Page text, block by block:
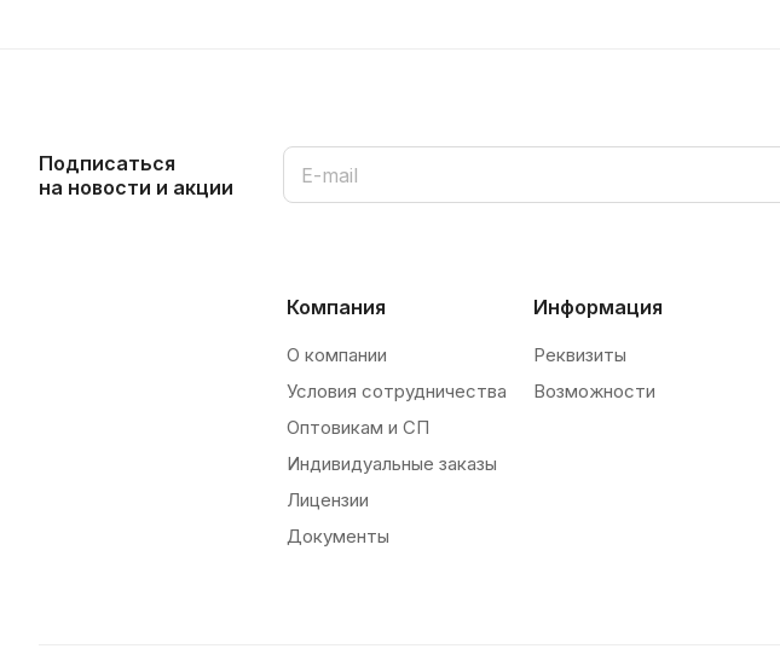
Подписаться
на новости и акции
Компания
О компании
Условия сотрудничества
Оптовикам и СП
Индивидуальные заказы
Лицензии
Документы
Информация
Реквизиты
Возможности